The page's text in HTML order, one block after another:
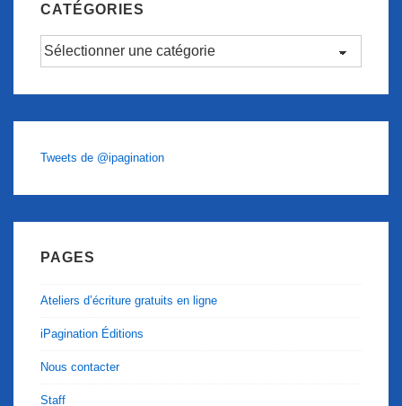
CATÉGORIES
Catégories
Tweets de @ipagination
PAGES
Ateliers d’écriture gratuits en ligne
iPagination Éditions
Nous contacter
Staff